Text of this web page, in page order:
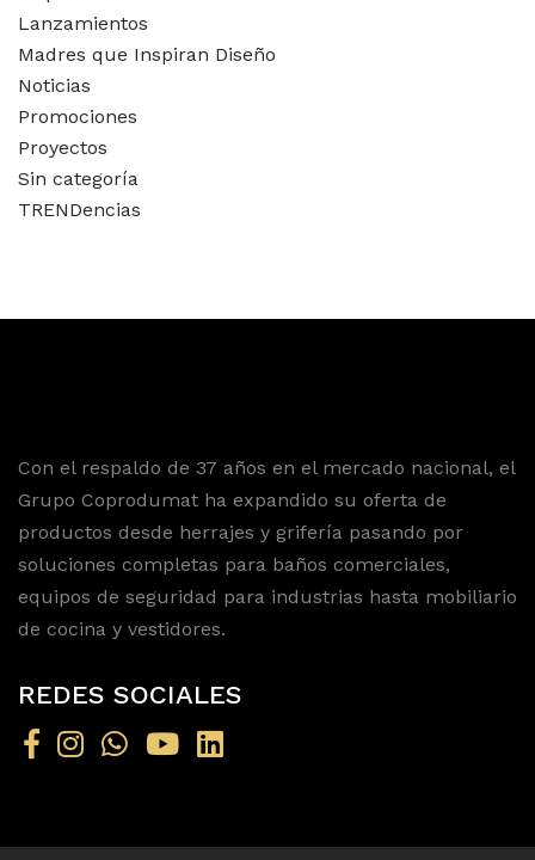
Lanzamientos
Madres que Inspiran Diseño
Noticias
Promociones
Proyectos
Sin categoría
TRENDencias
Con el respaldo de 37 años en el mercado nacional, el
Grupo Coprodumat ha expandido su oferta de
productos desde herrajes y grifería pasando por
soluciones completas para baños comerciales,
equipos de seguridad para industrias hasta mobiliario
de cocina y vestidores.
REDES SOCIALES